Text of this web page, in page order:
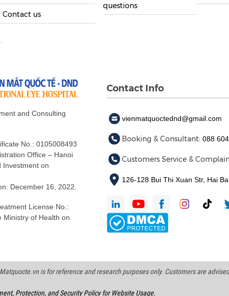
Contact us
questions
and Consulting
No.: 0105008493
Office – Hanoi
Investment on
December 16, 2022.
License No.:
Ministry of Health on
Contact Info
vienmatquoctednd@gmail.com
Booking & Consultant: 088
Customers Service &
126-128 Bui Thi Xuan Str, Hai
is for reference and research purposes only. Customers are
Protection, and Security Policy for Website Usage.